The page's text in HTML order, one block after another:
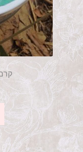
פורמולות סיניות
ספרי נביעה
צרו קשר